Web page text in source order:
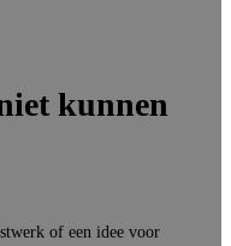
kunnen
of een idee voor